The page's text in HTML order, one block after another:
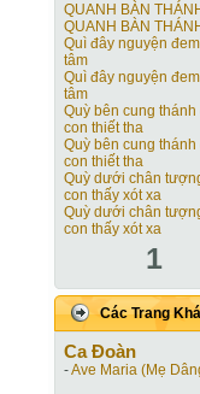
QUANH BÀN
QUANH BÀN
Quì đây nguyện
tâm
Quì đây nguyện
tâm
Quỳ bên cung thánh
con thiết tha
Quỳ bên cung thánh
con thiết tha
Quỳ dưới chân
con thấy xót xa
Quỳ dưới chân
con thấy xót xa
1
Các Trang
Ca Ðoàn
-Ave Maria (Mẹ